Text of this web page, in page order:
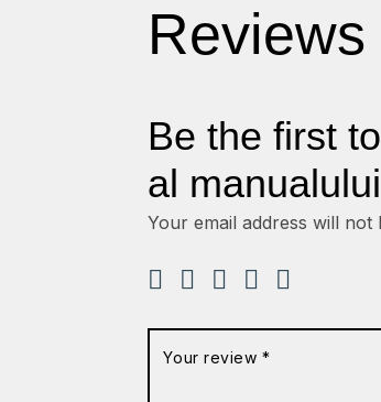
Reviews
Be the first
al
Your email address will not